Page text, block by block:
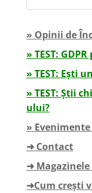
» Opinii de
» TEST:
» TEST: Ești
» TEST: Știi
ului?
»
➜ Contact
➜
➜Cum crești